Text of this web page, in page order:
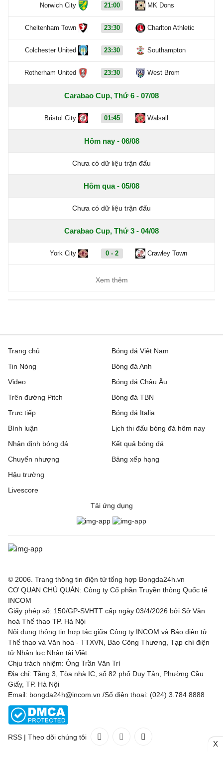
Norwich City 21:00 MK Dons
Cheltenham Town 23:30 Charlton Athletic
Colchester United 23:30 Southampton
Rotherham United 23:30 West Brom
Carabao Cup, Thứ 6 - 07/08
Bristol City 01:45 Walsall
Hôm nay - 06/08
Chưa có dữ liệu trận đấu
Hôm qua - 05/08
Chưa có dữ liệu trận đấu
Carabao Cup, Thứ 3 - 04/08
York City 0 - 2 Crawley Town
Xem thêm
Trang chủ
Tin Nóng
Video
Trên đường Pitch
Trực tiếp
Bóng đá Việt Nam
Bóng đá Anh
Bóng đá Châu Âu
Bóng đá TBN
Bóng đá Italia
Bình luận
Nhận định bóng đá
Chuyển nhượng
Hậu trường
Livescore
Lịch thi đấu bóng đá hôm nay
Kết quả bóng đá
Bảng xếp hạng
Tải ứng dụng
© 2006. Trang thông tin điện tử tổng hợp Bongda24h.vn
CƠ QUAN CHỦ QUẢN: Công ty Cổ phần Truyền thông Quốc tế
INCOM
Giấy phép số: 150/GP-SVHTT cấp ngày 03/4/2026 bởi Sở Văn
hoá Thể thao TP. Hà Nội
Nội dung thông tin hợp tác giữa Công ty INCOM và Báo điện tử
Thể thao và Văn hoá - TTXVN, Báo Công Thương, Tạp chí điện
tử Nhân lực Nhân tài Việt.
Chịu trách nhiệm: Ông Trần Văn Trí
Địa chỉ: Tầng 3, Tòa nhà IC, số 82 phố Duy Tân, Phường Cầu
Giấy, TP. Hà Nội
Email: bongda24h@incom.vn /Số điện thoại: (024) 3.784 8888
RSS | Theo dõi chúng tôi
X